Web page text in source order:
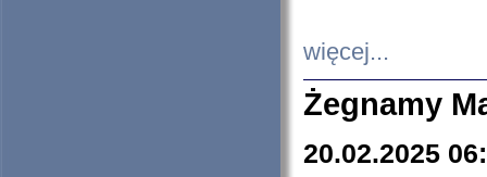
więcej...
Żegnamy
20.02.2025